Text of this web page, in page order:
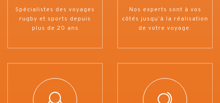
Spécialistes des voyages
rugby et sports depuis
plus de 20 ans
Nos experts sont à vos
côtés jusqu’à la réalisation
de votre voyage.